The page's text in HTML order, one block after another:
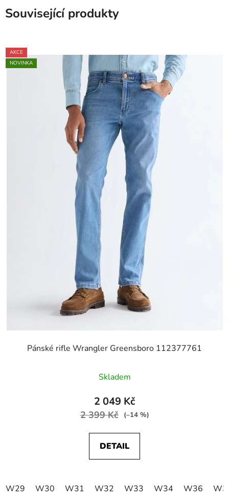
Související produkty
AKCE
NOVINKA
Pánské rifle Wrangler Greensboro 112377761
Skladem
2 049 Kč
2 399 Kč (–14 %)
DETAIL
W29 W30 W31 W32 W33 W34 W36